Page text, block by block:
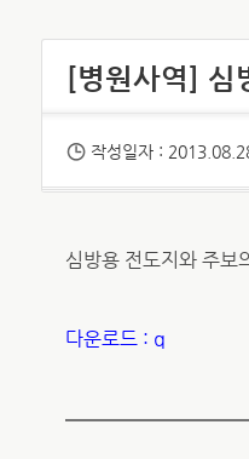
[병원사역] 심
작성일자 :
심방용 전도지와 주보
다운로드 : q